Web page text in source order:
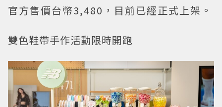
官方售價台幣3,480，目前已經正式上架。
雙色鞋帶手作活動限時開跑